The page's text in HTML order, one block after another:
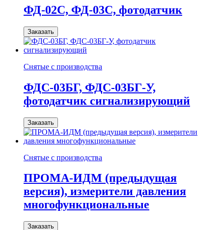
ФД-02С, ФД-03С, фотодатчик
Заказать
Снятые с производства
ФДС-03БГ, ФДС-03БГ-У,
фотодатчик сигнализирующий
Заказать
Снятые с производства
ПРОМА-ИДМ (предыдущая
версия), измерители давления
многофункциональные
Заказать